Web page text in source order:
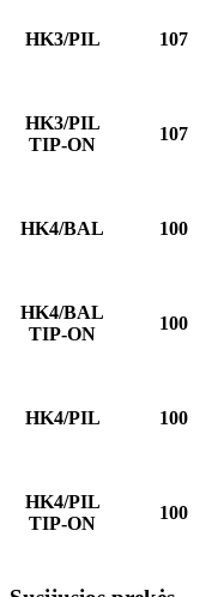
HK3/PIL 107
HK3/PIL
TIP-ON
107
HK4/BAL 100
HK4/BAL
TIP-ON
100
HK4/PIL 100
HK4/PIL
TIP-ON
100